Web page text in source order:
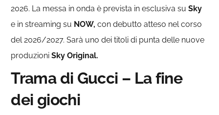
2026. La messa in onda è prevista in esclusiva suSky
e in streaming su NOW, con debutto atteso nel corso
del 2026/2027. Sarà uno dei titoli di punta delle nuove
produzioniSky Original.
Trama di Gucci – La fine
dei giochi